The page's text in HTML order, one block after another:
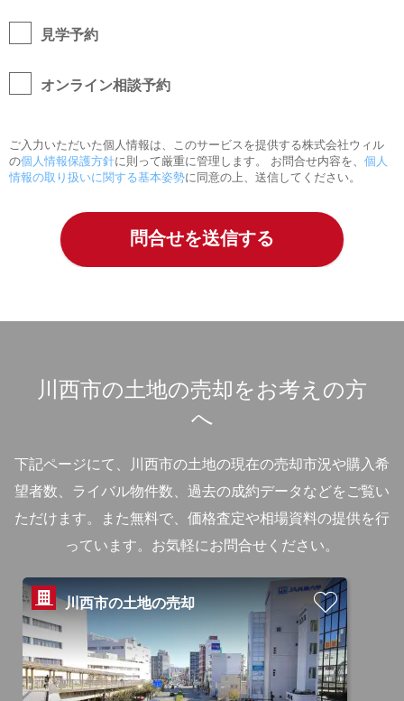
見学予約
オンライン相談予約
ご入力いただいた個人情報は、このサービスを提供する株式会社ウィル
の個人情報保護方針に則って厳重に管理します。 お問合せ内容を、 個人
情報の取り扱いに関する基本姿勢に同意の上、送信してください。
川西市の土地の売却をお考えの方
へ
下記ページにて、川西市の土地の現在の売却市況や購入希
望者数、ライバル物件数、過去の成約データなどをご覧い
ただけます。
また無料で、価格査定や相場資料の提供を行
っています。お気軽にお問合せください。
川西市の土地の売却